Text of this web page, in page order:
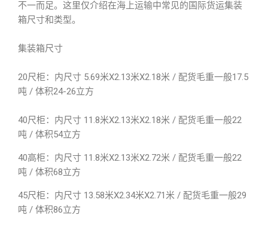
不一而足。这里仅介绍在海上运输中常见的国际货运集装
箱尺寸和类型。
集装箱尺寸
20尺柜：内尺寸 5.69米X2.13米X2.18米 / 配货毛重一般17.5
吨 / 体积24-26立方
40尺柜：内尺寸 11.8米X2.13米X2.18米 / 配货毛重一般22
吨 / 体积54立方
40高柜：内尺寸 11.8米X2.13米X2.72米 / 配货毛重一般22
吨 / 体积68立方
45尺柜：内尺寸 13.58米X2.34米X2.71米 / 配货毛重一般29
吨 / 体积86立方